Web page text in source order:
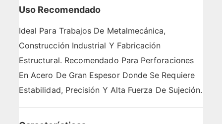
Uso Recomendado
Ideal Para Trabajos De Metalmecánica,
Construcción Industrial Y Fabricación
Estructural. Recomendado Para Perforaciones
En Acero De Gran Espesor Donde Se Requiere
Estabilidad, Precisión Y Alta Fuerza De Sujeción.